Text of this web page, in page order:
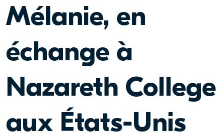
Mélanie, en
échange à
Nazareth College
aux États-Unis